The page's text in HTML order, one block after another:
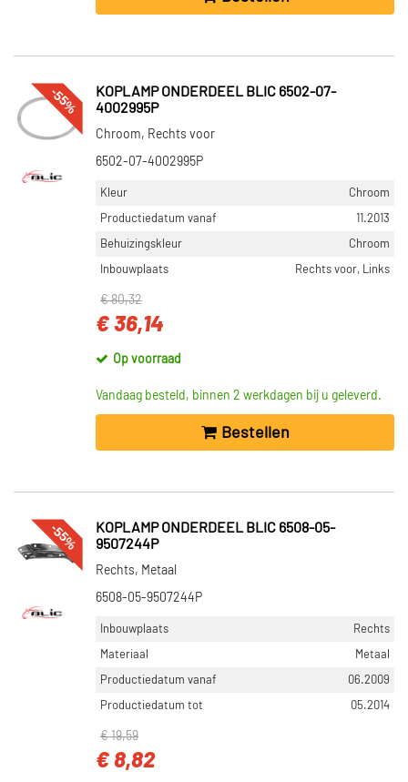
-55%
KOPLAMP ONDERDEEL BLIC 6502-07-
4002995P
Chroom, Rechts voor
6502-07-4002995P
Kleur
Chroom
Productiedatum vanaf
11.2013
Behuizingskleur
Chroom
Inbouwplaats
Rechts voor, Links
€ 80,32
€ 36,14
Op voorraad
Vandaag besteld, binnen 2 werkdagen bij u geleverd.
Bestellen
-55%
KOPLAMP ONDERDEEL BLIC 6508-05-
9507244P
Rechts, Metaal
6508-05-9507244P
Inbouwplaats
Rechts
Materiaal
Metaal
Productiedatum vanaf
06.2009
Productiedatum tot
05.2014
€ 19,59
€ 8,82